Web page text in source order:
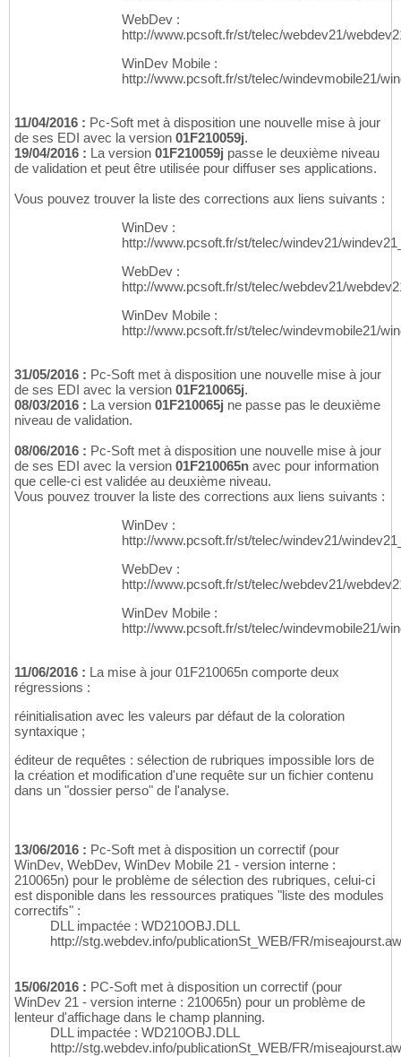
WebDev :
http://www.pcsoft.fr/st/telec/webdev21/
WinDev Mobile :
http://www.pcsoft.fr/st/telec/windevmobile21/
11/04/2016 : Pc-Soft met à disposition une nouvelle mise à jour
de ses EDI avec la version 01F210059j.
19/04/2016 : La version 01F210059j passe le deuxième niveau
de validation et peut être utilisée pour diffuser ses applications.
Vous pouvez trouver la liste des corrections aux liens suivants :
WinDev :
http://www.pcsoft.fr/st/telec/windev21/
WebDev :
http://www.pcsoft.fr/st/telec/webdev21/
WinDev Mobile :
http://www.pcsoft.fr/st/telec/windevmobile21/
31/05/2016 : Pc-Soft met à disposition une nouvelle mise à jour
de ses EDI avec la version 01F210065j.
08/03/2016 : La version 01F210065j ne passe pas le deuxième
niveau de validation.
08/06/2016 : Pc-Soft met à disposition une nouvelle mise à jour
de ses EDI avec la version 01F210065n avec pour information
que celle-ci est validée au deuxième niveau.
Vous pouvez trouver la liste des corrections aux liens suivants :
WinDev :
http://www.pcsoft.fr/st/telec/windev21/
WebDev :
http://www.pcsoft.fr/st/telec/webdev21/
WinDev Mobile :
http://www.pcsoft.fr/st/telec/windevmobile21/
11/06/2016 : La mise à jour 01F210065n comporte deux
régressions :
réinitialisation avec les valeurs par défaut de la coloration
syntaxique ;
éditeur de requêtes : sélection de rubriques impossible lors de
la création et modification d'une requête sur un fichier contenu
dans un "dossier perso" de l'analyse.
13/06/2016 : Pc-Soft met à disposition un correctif (pour
WinDev, WebDev, WinDev Mobile 21 - version interne :
210065n) pour le problème de sélection des rubriques, celui-ci
est disponible dans les ressources pratiques "liste des modules
correctifs" :
DLL impactée : WD210OBJ.DLL
http://stg.webdev.info/publicationSt_WEB/FR/
15/06/2016 : PC-Soft met à disposition un correctif (pour
WinDev 21 - version interne : 210065n) pour un problème de
lenteur d'affichage dans le champ planning.
DLL impactée : WD210OBJ.DLL
http://stg.webdev.info/publicationSt_WEB/FR/